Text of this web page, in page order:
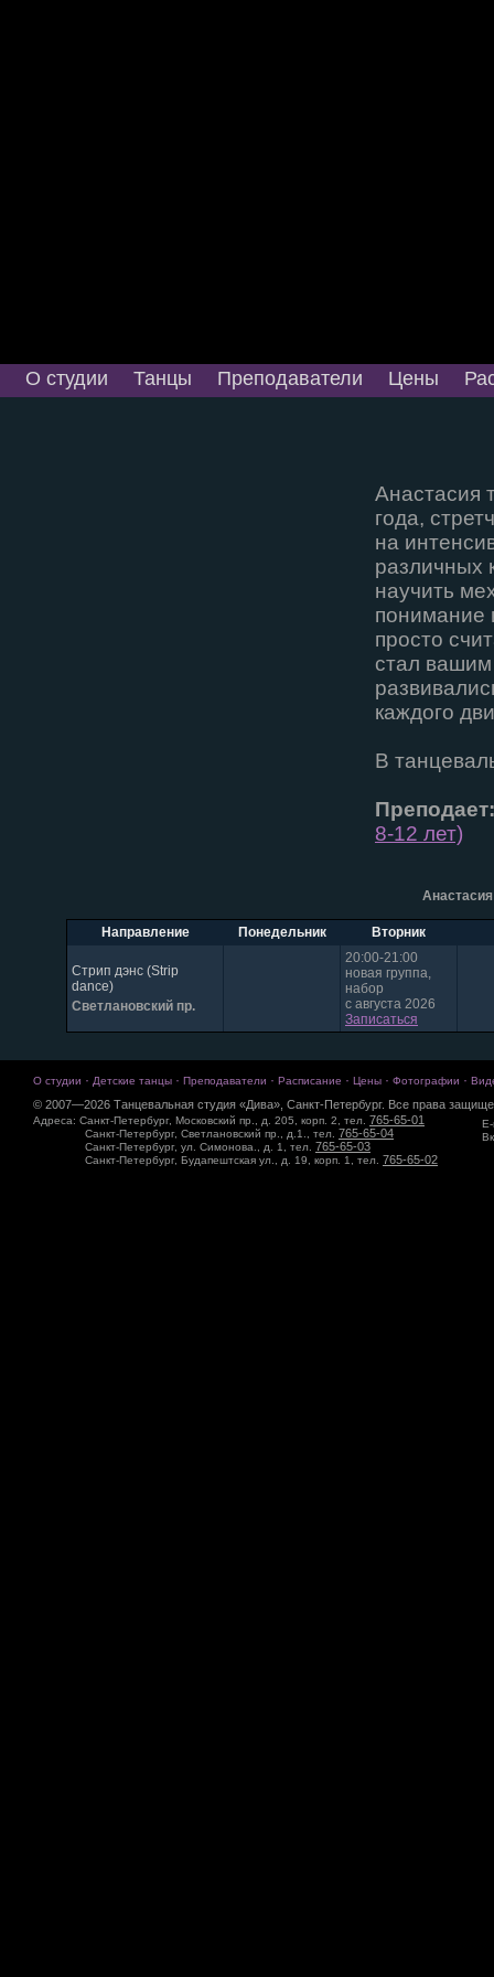
О студии Танцы Преподаватели Цены
Анастасия
года,
на
различных
научить
понимание
просто
стал
каждого
В
Преподает:
8-12 лет)
Направление Понедельник Вторник
Стрип дэнс (Strip
dance)
Светлановский пр.
20:00-21:00
новая группа,
набор
с августа 2026
Записаться
О студии · Детские танцы · Преподаватели · Расписание · Цены · Фотографии ·
© 2007—2026 Танцевальная студия «Дива», Санкт-Петербург. Все права
Адреса: Санкт-Петербург, Московский пр., д. 205, корп. 2, тел. 765-65-01
Санкт-Петербург, Светлановский пр., д.1., тел. 765-65-04
Санкт-Петербург, ул. Симонова., д. 1, тел. 765-65-03
Санкт-Петербург, Будапештская ул., д. 19, корп. 1, тел. 765-65-02